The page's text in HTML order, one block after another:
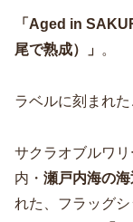
「Aged in
尾で熟成）」 。
ラベルに刻まれ
サクラオブルワ
内・ 瀬戸内海の
れた、フラッグ